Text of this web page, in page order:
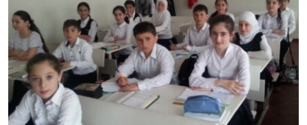
СИБИРЬ.РЕАЛИИ
РАСПИСАНИЕ ВЕЩАНИЯ
ПОДПИШИТЕСЬ НА РАССЫЛКУ
СОЦИАЛЬНЫЕ СЕТИ